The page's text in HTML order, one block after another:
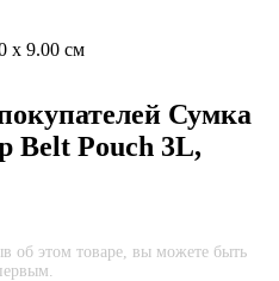
x 9.00 см
Сумка
Belt Pouch 3L,
об этом товаре, вы можете быть